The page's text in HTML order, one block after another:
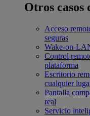
Otros casos
Acceso
seguras
Wake-on-
Control
plataforma
Escritorio
cualquier
Pantalla
real
Servicio